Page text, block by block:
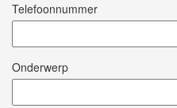
Telefoonnummer
Onderwerp